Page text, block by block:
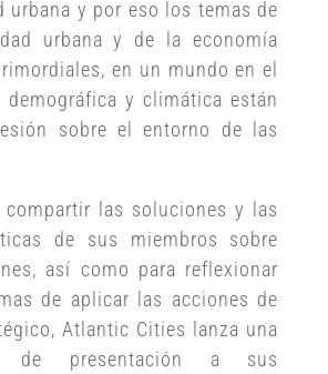
urbana y por eso los temas de
urbana y de la economía
en un mundo en el
y climática están
sobre el entorno de las
las soluciones y las
de sus miembros sobre
así como para reflexionar
de aplicar las acciones de
Atlantic Cities lanza una
de presentación a sus